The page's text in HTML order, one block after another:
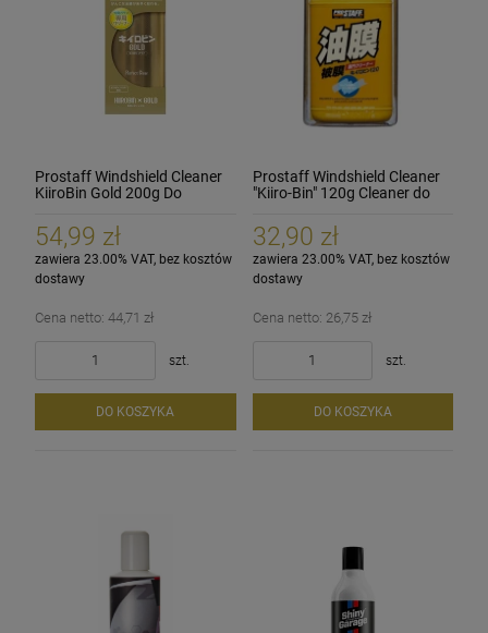
Prostaff Windshield Cleaner
KiiroBin Gold 200g Do
54,99 zł
zawiera 23.00% VAT, bez kosztów
dostawy
Cena netto: 44,71 zł
szt.
DO KOSZYKA
Prostaff Windshield Cleaner
"Kiiro-Bin" 120g Cleaner do
32,90 zł
zawiera 23.00% VAT, bez kosztów
dostawy
Cena netto: 26,75 zł
szt.
DO KOSZYKA